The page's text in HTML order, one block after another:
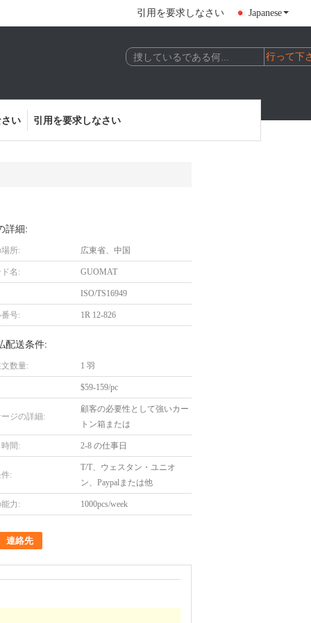
引用を要求しなさい Japanese
い 引用を要求しなさい
詳細:
所: 広東省、中国
名: GUOMAT
ISO/TS16949
号: 1R 12-826
配送条件:
数量: 1 羽
$59-159/pc
ジの詳細:
顧客の必要性として強いカー
トン箱または
間: 2-8 の仕事日
:
T/T、ウェスタン・ユニオ
ン、Paypalまたは他
力: 1000pcs/week
連絡先